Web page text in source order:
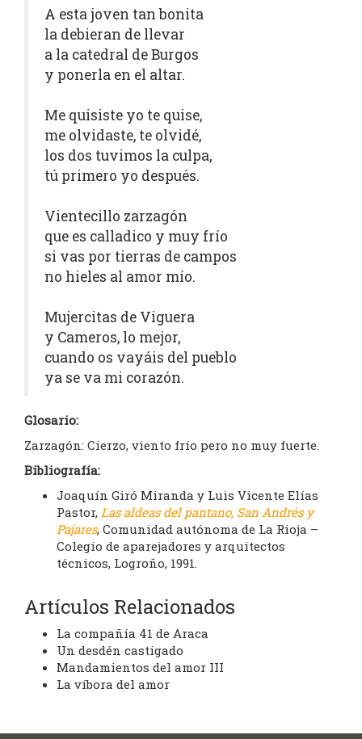
A esta joven tan bonita
la debieran de llevar
a la catedral de Burgos
y ponerla en el altar.
Me quisiste yo te quise,
me olvidaste, te olvidé,
los dos tuvimos la culpa,
tú primero yo después.
Vientecillo zarzagón
que es calladico y muy frío
si vas por tierras de campos
no hieles al amor mío.
Mujercitas de Viguera
y Cameros, lo mejor,
cuando os vayáis del pueblo
ya se va mi corazón.
Glosario:
Zarzagón: Cierzo, viento frío pero no muy fuerte.
Bibliografía:
Joaquín Giró Miranda y Luis Vicente Elías
Pastor, Las aldeas del pantano, San Andrés y
Pajares, Comunidad autónoma de La Rioja –
Colegio de aparejadores y arquitectos
técnicos, Logroño, 1991.
Artículos Relacionados
La compañía 41 de Araca
Un desdén castigado
Mandamientos del amor III
La víbora del amor